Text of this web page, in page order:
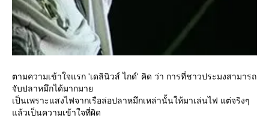
ตามความเข้าใจแรก 'เดลินิวส์ ไกด์' คิด ว่า การที่ชาวประมงสามารถ
จับปลาหมึกได้มากมา
เป็นเพราะแสงไฟจากเรือล่อปลาหมึกเหล่านั้นให้มาเล่นไฟ แต่จริงๆ
ล้วเป็นความเข้าใจที่ผิด